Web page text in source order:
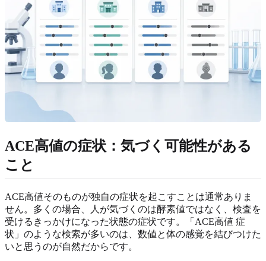
ACE高値の症状：気づく可能性がある
こと
ACE高値そのものが独自の症状を起こすことは通常ありま
せん。多くの場合、人が気づくのは酵素値ではなく、検査を
受けるきっかけになった状態の症状です。「ACE高値 症
状」のような検索が多いのは、数値と体の感覚を結びつけた
いと思うのが自然だからです。